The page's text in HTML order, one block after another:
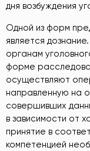
дня возбуждения
Одной из форм
является
органам
форме
осуществляют
направленную на
совершивших
в зависимости от
принятие в
компетенцией